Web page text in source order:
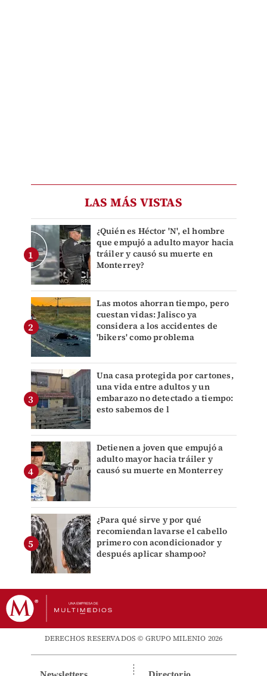
LAS MÁS VISTAS
¿Quién es Héctor 'N', el hombre
que empujó a adulto mayor hacia
tráiler y causó su muerte en
Monterrey?
Las motos ahorran tiempo, pero
cuestan vidas: Jalisco ya
considera a los accidentes de
'bikers' como problema
Una casa protegida por cartones,
una vida entre adultos y un
embarazo no detectado a tiempo:
esto sabemos de l
Detienen a joven que empujó a
adulto mayor hacia tráiler y
causó su muerte en Monterrey
¿Para qué sirve y por qué
recomiendan lavarse el cabello
primero con acondicionador y
después aplicar shampoo?
DERECHOS RESERVADOS © GRUPO MILENIO 2026